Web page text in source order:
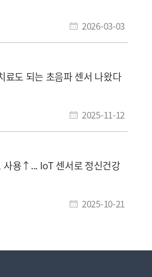
2026-03-03
료도 되는 초음파 센서 나왔다
2025-11-12
사용↑... IoT 센서로 정신건강
2025-10-21